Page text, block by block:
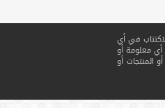
في أي
معلومة أو
المنتجات أو